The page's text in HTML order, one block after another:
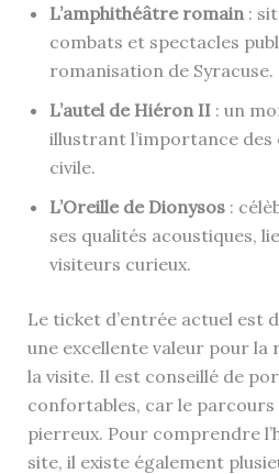
L’amphithéâtre romain:
combats et spectacles
romanisation de Syracuse.
L’autel de Hiéron II: un
illustrant l’importance des
civile.
L’Oreille de Dionysos:
ses qualités acoustiques,
visiteurs curieux.
Le ticket d’entrée actuel est
une excellente valeur pour la
la visite. Il est conseillé de
confortables, car le
pierreux. Pour comprendre
site, il existe également